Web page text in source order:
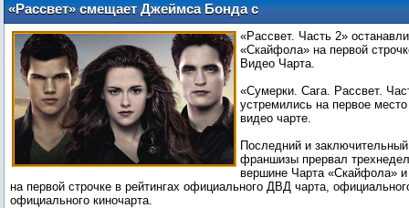
«Рассвет» смещает Джеймса Бонда с
первой строчки в официальном видео
хит-параде
«Рассвет. Часть 2»
«Скайфола» на первой
Видео Чарта.
«Сумерки. Сага. Рассвет.
устремились на первое
видео чарте.
Последний и
франшизы прервал
вершине Чарта «Скайфола»
на первой строчке в рейтингах официального ДВД чарта,
официального киночарта.